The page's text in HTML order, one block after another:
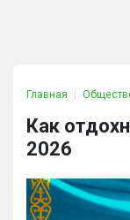
Главная
Как
2026